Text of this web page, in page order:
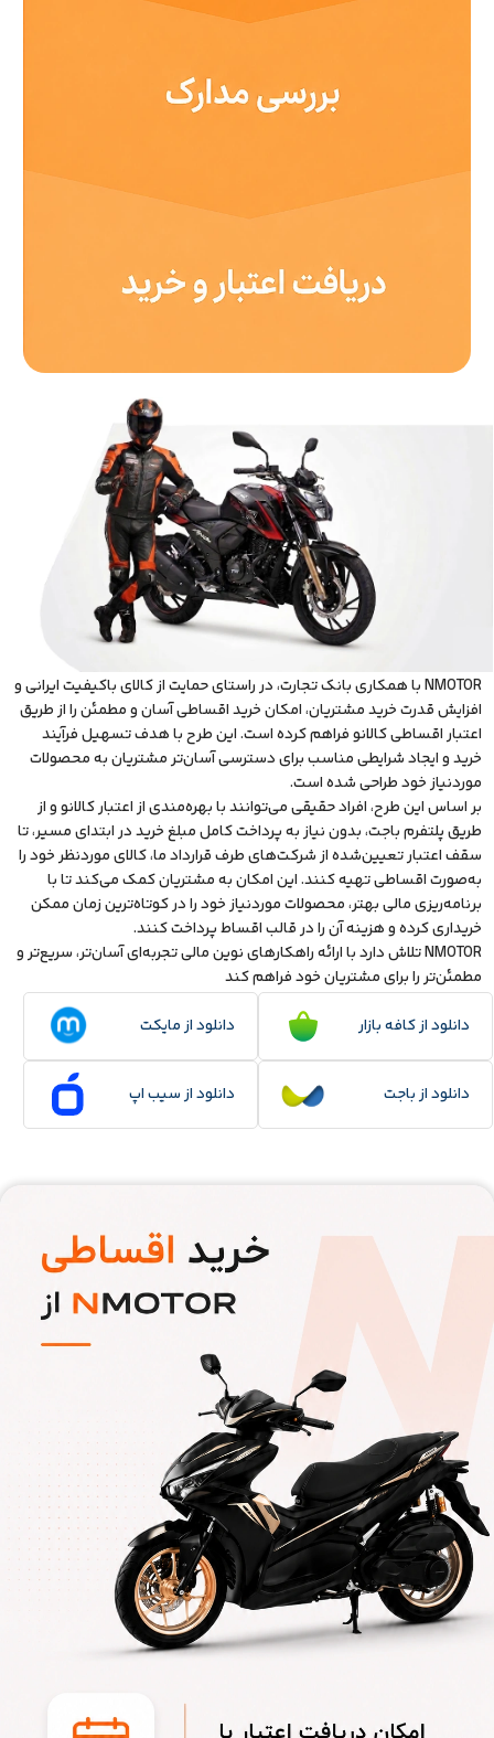
NMOTOR با همکاری بانک تجارت، در راستای حمایت از کالای باکیفیت ایرانی و
افزایش قدرت خرید مشتریان، امکان خرید اقساطی آسان و مطمئن را از طریق
اعتبار اقساطی کالانو فراهم کرده است. این طرح با هدف تسهیل فرآیند
خرید و ایجاد شرایطی مناسب برای دسترسی آسان‌تر مشتریان به محصولات
موردنیاز خود طراحی شده است.
بر اساس این طرح، افراد حقیقی می‌توانند با بهره‌مندی از اعتبار کالانو و از
طریق پلتفرم باجت، بدون نیاز به پرداخت کامل مبلغ خرید در ابتدای مسیر، تا
سقف اعتبار تعیین‌شده از شرکت‌های طرف قرارداد ما، کالای موردنظر خود را
به‌صورت اقساطی تهیه کنند. این امکان به مشتریان کمک می‌کند تا با
برنامه‌ریزی مالی بهتر، محصولات موردنیاز خود را در کوتاه‌ترین زمان ممکن
خریداری کرده و هزینه آن را در قالب اقساط پرداخت کنند.
NMOTOR تلاش دارد با ارائه راهکارهای نوین مالی تجربه‌ای آسان‌تر، سریع‌تر و
مطمئن‌تر را برای مشتریان خود فراهم کند
دانلود از کافه بازار
دانلود از مایکت
دانلود از باجت دانلود از سیب اپ